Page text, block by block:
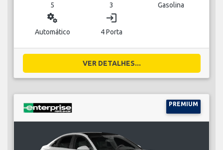
5 3 Gasolina
miscellaneous_services
Automático
login
4 Porta
VER DETALHES...
PREMIUM